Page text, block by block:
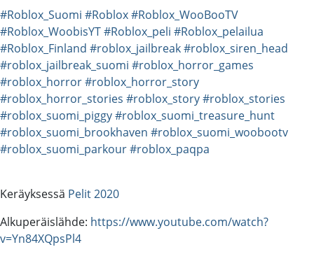
#Roblox_Suomi #Roblox#Roblox_WooBooTV
#Roblox_WoobisYT#Roblox_peli #Roblox_pelailua
#Roblox_Finland #roblox_jailbreak#roblox_siren_head
#roblox_jailbreak_suomi #roblox_horror_games
#roblox_horror#roblox_horror_story
#roblox_horror_stories #roblox_story#roblox_stories
#roblox_suomi_piggy#roblox_suomi_treasure_hunt
#roblox_suomi_brookhaven #roblox_suomi_woobootv
#roblox_suomi_parkour#roblox_paqpa
Keräyksessä Pelit 2020
Alkuperäislähde: https://www.youtube.com/watch?
v=Yn84XQpsPl4